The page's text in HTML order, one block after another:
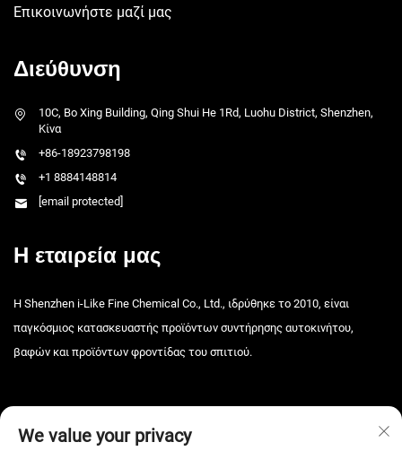
Επικοινωνήστε μαζί μας
Διεύθυνση
10C, Bo Xing Building, Qing Shui He 1Rd, Luohu District, Shenzhen,
Κίνα
+86-18923798198
+1 8884148814
[email protected]
Η εταιρεία μας
Η Shenzhen i-Like Fine Chemical Co., Ltd., ιδρύθηκε το 2010, είναι
παγκόσμιος κατασκευαστής προϊόντων συντήρησης αυτοκινήτου,
βαφών και προϊόντων φροντίδας του σπιτιού.
We value your privacy